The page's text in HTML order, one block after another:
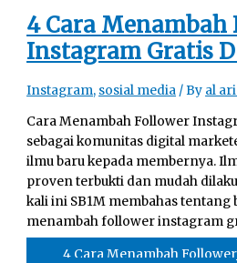
4 Cara Menambah
Instagram Gratis
Instagram, sosial media / By al ari
Cara Menambah Follower
sebagai komunitas digital
ilmu baru kepada membernya.
proven terbukti dan mudah
kali ini SB1M membahas tentang
menambah follower instagram
4 Cara Menambah